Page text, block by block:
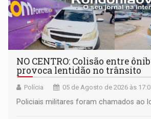
NO CENTRO: Colisão entre
provoca lentidão no trânsito
Polícia 05 de Agosto de 2026 às
Policiais militares foram chamados ao